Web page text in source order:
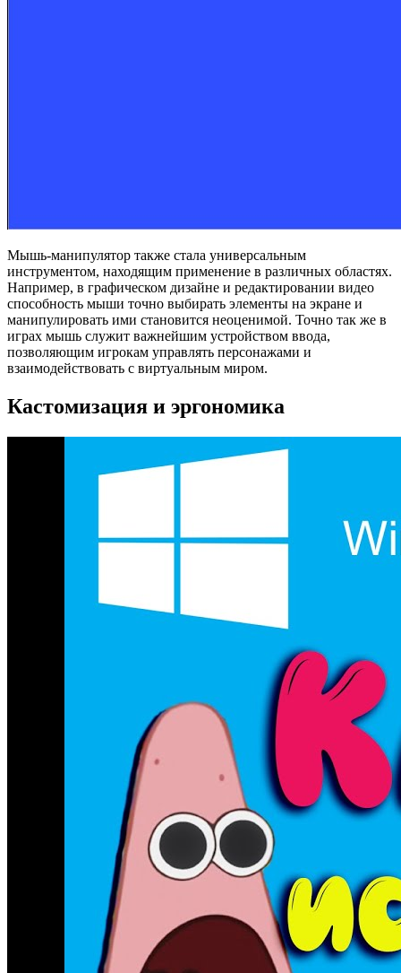
Мышь-манипулятор также стала универсальным
инструментом, находящим применение в различных областях.
Например, в графическом дизайне и редактировании видео
способность мыши точно выбирать элементы на экране и
манипулировать ими становится неоценимой. Точно так же в
играх мышь служит важнейшим устройством ввода,
позволяющим игрокам управлять персонажами и
взаимодействовать с виртуальным миром.
Кастомизация и эргономика